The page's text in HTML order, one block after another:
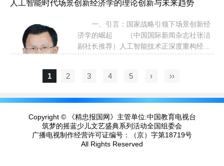
科学技术、产业发展、消费提质、民生福
祉、治理能力、全球合作...
局。场景创新是破解传统产业困局、培育新
循“三层次架构—全链条支撑”逻辑：场景经
济学聚焦宏观规律，回答“为什么创新”；场
景创新经济学聚焦中观机制，明确“做什么创
实现创新”。三者共同构成“理论认知—机制
人工智能时代场景创新经济学的理论创新与未来趋势
一、引言：国家战略引领下场景创新经
济学的崛起 （中国国际新闻杂志社张洁
副社长推荐）人工智能技术正深度重构经济
经济“动态化、高连接、高附加值”的核心特
生。场景创新经济学是以技术驱动的场景革
命为逻辑起点，整合技术、需求、制度与文
化要素，形成的新经济理论体系，通过精准
对接用户潜在需求与分散要素资源，破解经
济发展痛点，成为新质生产力培育的关键理
1 2 3 4 5 › ››
Copyright © 《精忠报国网》主管单位:中国教育电视台
筑梦的摇蓝少儿文艺盛典系列活动全国组委会
广播电视制作经营许可证编号：
（京）字第18719号
All Rights Reserved